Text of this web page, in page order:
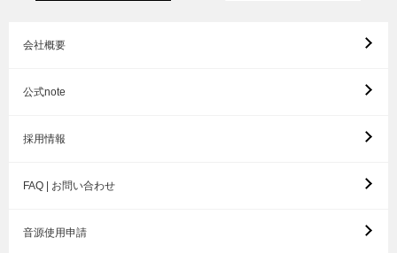
会社概要
公式note
採用情報
FAQ | お問い合わせ
音源使用申請